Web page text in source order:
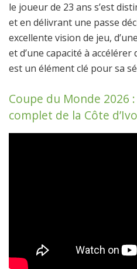
le joueur de 23 ans s’est
et en délivrant une passe
excellente vision de jeu,
et d’une capacité à
est un élément clé pour sa
Coupe du Monde 2026
complet de la Côte